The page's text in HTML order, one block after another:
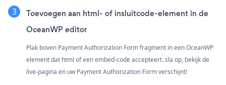
Toevoegen aan html- of insluitcode-element in de
OceanWP editor
Plak boven Payment Authorization Form fragment in een OceanWP
element dat html of een embed-code accepteert. sla op, bekijk de
live-pagina en uw Payment Authorization Form verschijnt!